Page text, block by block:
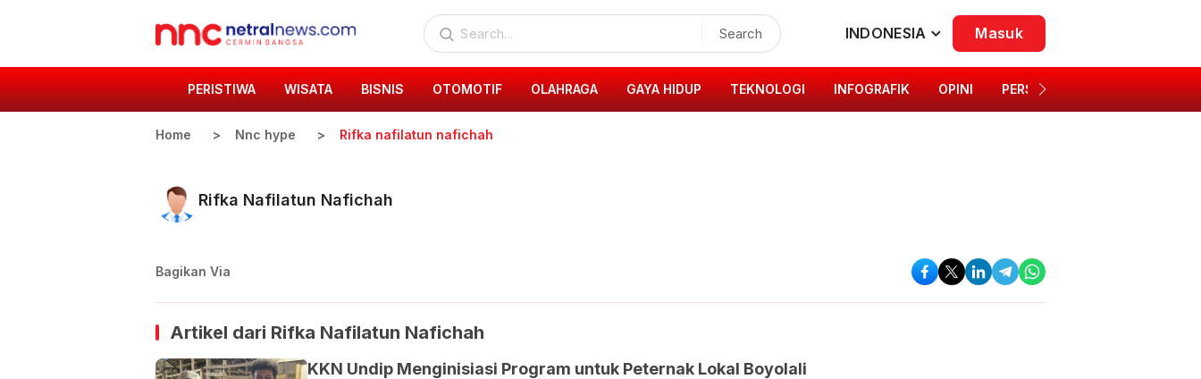
Search INDONESIA Masuk
PERISTIWA WISATA BISNIS OTOMOTIF OLAHRAGA GAYA HIDUP TEKNOLOGI INFOGRAFIK OPINI PERSONA
Home Nnc hype Rifka nafilatun nafichah
Rifka Nafilatun Nafichah
Bagikan Via
Artikel dari Rifka Nafilatun Nafichah
KKN Undip Menginisiasi Program untuk Peternak Lokal Boyolali